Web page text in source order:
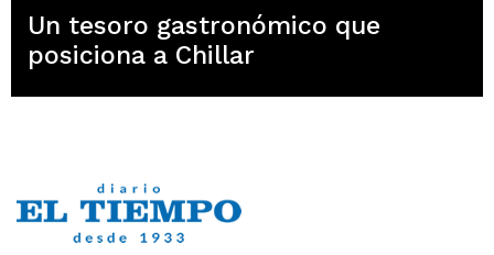
Un tesoro gastronómico que
posiciona a Chillar